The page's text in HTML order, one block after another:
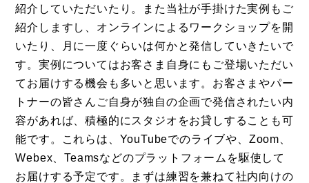
紹介していただいたり。また当社が手掛けた実例もご
紹介しますし、オンラインによるワークショップを開
いたり、月に一度ぐらいは何かと発信していきたいで
す。実例についてはお客さま自身にもご登場いただい
てお届けする機会も多いと思います。お客さまやパー
トナーの皆さんご自身が独自の企画で発信されたい内
容があれば、積極的にスタジオをお貸しすることも可
能です。これらは、YouTubeでのライブや、Zoom、
Webex、Teamsなどのプラットフォームを駆使して
お届けする予定です。まずは練習を兼ねて社内向けの